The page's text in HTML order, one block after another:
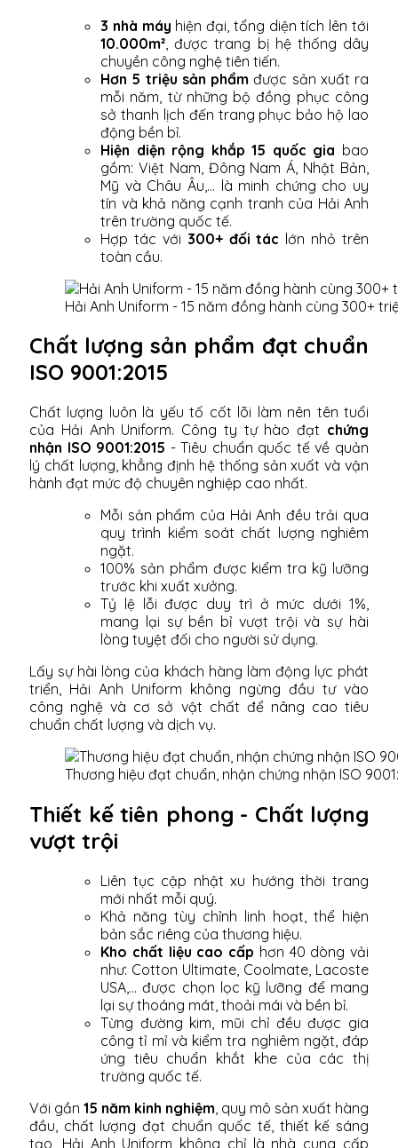
3 nhà máy hiện đại, tổng diện tích lên tới
10.000m² , được trang bị hệ thống dây
chuyền công nghệ tiên tiến.
Hơn 5 triệu sản phẩm được sản xuất ra
mỗi năm, từ những bộ đồng phục công
sở thanh lịch đến trang phục bảo hộ lao
động bền bỉ.
Hiện diện rộng khắp 15 quốc gia bao
gồm: Việt Nam, Đông Nam Á, Nhật Bản,
Mỹ và Châu Âu,... là minh chứng cho uy
tín và khả năng cạnh tranh của Hải Anh
trên trường quốc tế.
Hợp tác với 300+ đối tác lớn nhỏ trên
toàn cầu.
Hải Anh Uniform - 15 năm đồng hành cùng 300+
Chất lượng sản phẩm đạt chuẩn
ISO 9001:2015
Chất lượng luôn là yếu tố cốt lõi làm nên tên tuổi
của Hải Anh Uniform. Công ty tự hào đạt chứng
nhận ISO 9001:2015 - Tiêu chuẩn quốc tế về quản
lý chất lượng, khẳng định hệ thống sản xuất và vận
hành đạt mức độ chuyên nghiệp cao nhất.
Mỗi sản phẩm của Hải Anh đều trải qua
quy trình kiểm soát chất lượng nghiêm
ngặt.
100% sản phẩm được kiểm tra kỹ lưỡng
trước khi xuất xưởng.
Tỷ lệ lỗi được duy trì ở mức dưới 1%,
mang lại sự bền bỉ vượt trội và sự hài
lòng tuyệt đối cho người sử dụng.
Lấy sự hài lòng của khách hàng làm động lực phát
triển, Hải Anh Uniform không ngừng đầu tư vào
công nghệ và cơ sở vật chất để nâng cao tiêu
chuẩn chất lượng và dịch vụ.
Thương hiệu đạt chuẩn, nhận chứng nhận ISO
Thiết kế tiên phong - Chất lượng
vượt trội
Liên tục cập nhật xu hướng thời trang
mới nhất mỗi quý.
Khả năng tùy chỉnh linh hoạt, thể hiện
bản sắc riêng của thương hiệu.
Kho chất liệu cao cấp hơn 40 dòng vải
như: Cotton Ultimate, Coolmate, Lacoste
USA,... được chọn lọc kỹ lưỡng để mang
lại sự thoáng mát, thoải mái và bền bỉ.
Từng đường kim, mũi chỉ đều được gia
công tỉ mỉ và kiểm tra nghiêm ngặt, đáp
ứng tiêu chuẩn khắt khe của các thị
trường quốc tế.
Với gần 15 năm kinh nghiệm, quy mô sản xuất hàng
đầu, chất lượng đạt chuẩn quốc tế, thiết kế sáng
tạo, Hải Anh Uniform không chỉ là nhà cung cấp